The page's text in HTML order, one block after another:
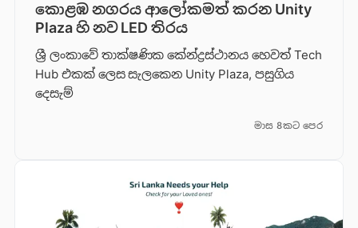
කොළඹ නගරය ආලෝකමත් කරන Unity
Plaza හි නව LED තිරය
ශ්‍රී ලංකාවේ තාක්ෂණික කේන්ද්‍රස්ථානය හෙවත් Tech
Hub එකක් ලෙස සැලකෙන Unity Plaza, පසුගිය
දෙසැම්
මාස 8කට පෙර